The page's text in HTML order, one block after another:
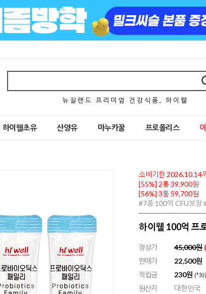
뉴 질 랜 드 프 리 미 엄 건 강 식 품 , 하 이 웰
하이웰초유 산양유 마누카꿀 프로폴리스
소비기한 2026.10.14
[55%] 2통 39,900원
[56%] 3통 59,700원
#7종 100억 CFU보장
하이웰 100억 프
정상가 45,000원 (
판매가
22,500원
적립금
230원 (*최
원산지
대한민국